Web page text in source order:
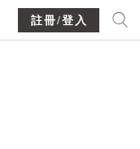
註冊/登入